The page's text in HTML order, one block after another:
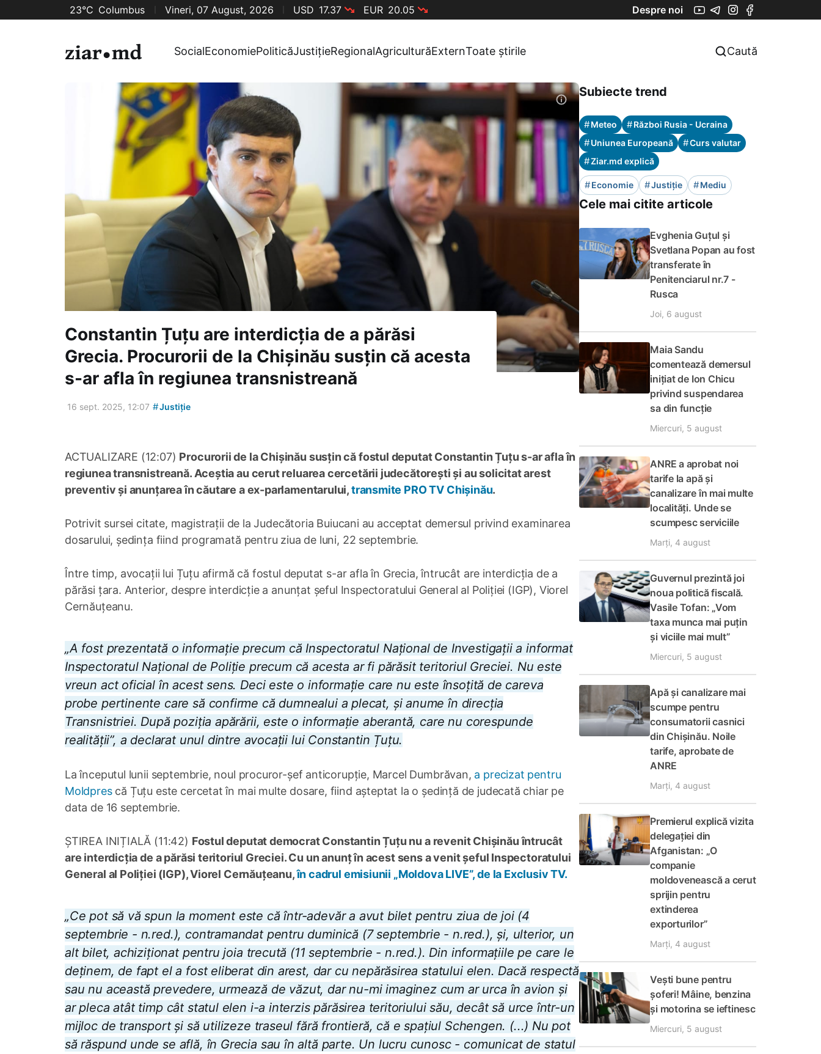
23°C Columbus Vineri, 07 August, 2026 USD 17.37 EUR 20.05 Despre noi
SocialEconomiePoliticăJustițieRegionalAgriculturăExternToate știrile Caută
Constantin Țuțu are interdicția de a părăsi
Grecia. Procurorii de la Chișinău susțin că acesta
s-ar afla în regiunea transnistreană
16 sept. 2025, 12:07 #Justiție
ACTUALIZARE (12:07) Procurorii de la Chișinău susțin că fostul deputat Constantin Țuțu s-ar afla în
regiunea transnistreană. Aceștia au cerut reluarea cercetării judecătorești și au solicitat arest
preventiv și anunțarea în căutare a ex-parlamentarului,transmite PRO TV Chișinău.
Potrivit sursei citate, magistrații de la Judecătoria Buiucani au acceptat demersul privind examinarea
dosarului, ședința fiind programată pentru ziua de luni, 22 septembrie.
Între timp, avocații lui Țuțu afirmă că fostul deputat s-ar afla în Grecia, întrucât are interdicția de a
părăsi țara. Anterior, despre interdicție a anunțat șeful Inspectoratului General al Poliției (IGP), Viorel
Cernăuțeanu.
„A fost prezentată o informație precum că Inspectoratul Național de Investigații a informat
Inspectoratul Național de Poliție precum că acesta ar fi părăsit teritoriul Greciei. Nu este
vreun act oficial în acest sens. Deci este o informație care nu este însoțită de careva
probe pertinente care să confirme că dumnealui a plecat, și anume în direcția
Transnistriei. După poziția apărării, este o informație aberantă, care nu corespunde
realității”, a declarat unul dintre avocații lui Constantin Țuțu.
La începutul lunii septembrie, noul procuror-șef anticorupție, Marcel Dumbrăvan, a precizat pentru
Moldprescă Țuțu este cercetat în mai multe dosare, fiind așteptat la o ședință de judecată chiar pe
data de 16 septembrie.
ȘTIREA INIȚIALĂ (11:42) Fostul deputat democrat Constantin Țuțu nu a revenit Chișinău întrucât
are interdicția de a părăsi teritoriul Greciei. Cu un anunț în acest sens a venit șeful Inspectoratului
General al Poliției (IGP), Viorel Cernăuțeanu,în cadrul emisiunii „Moldova LIVE”, de la Exclusiv TV.
„Ce pot să vă spun la moment este că într-adevăr a avut bilet pentru ziua de joi (4
septembrie - n.red.), contramandat pentru duminică (7 septembrie - n.red.), și, ulterior, un
alt bilet, achiziționat pentru joia trecută (11 septembrie - n.red.). Din informațiile pe care le
deținem, de fapt el a fost eliberat din arest, dar cu nepărăsirea statului elen. Dacă respectă
sau nu această prevedere, urmează de văzut, dar nu-mi imaginez cum ar urca în avion și
ar pleca atât timp cât statul elen i-a interzis părăsirea teritoriului său, decât să urce într-un
mijloc de transport și să utilizeze traseul fără frontieră, că e spațiul Schengen. (...) Nu pot
să răspund unde se află, în Grecia sau în altă parte. Un lucru cunosc - comunicat de statul
Subiecte trend
#Meteo #Război Rusia - Ucraina
#Uniunea Europeană #Curs valutar
#Ziar.md explică
#Economie #Justiție #Mediu
Cele mai citite articole
Evghenia Guțul și
Svetlana Popan au fost
transferate în
Penitenciarul nr.7 -
Rusca
Joi, 6 august
Maia Sandu
comentează demersul
inițiat de Ion Chicu
privind suspendarea
sa din funcție
Miercuri, 5 august
ANRE a aprobat noi
tarife la apă și
canalizare în mai multe
localități. Unde se
scumpesc serviciile
Marți, 4 august
Guvernul prezintă joi
noua politică fiscală.
Vasile Tofan: „Vom
taxa munca mai puțin
și viciile mai mult”
Miercuri, 5 august
Apă și canalizare mai
scumpe pentru
consumatorii casnici
din Chișinău. Noile
tarife, aprobate de
ANRE
Marți, 4 august
Premierul explică vizita
delegației din
Afganistan: „O
companie
moldovenească a cerut
sprijin pentru
extinderea
exporturilor”
Marți, 4 august
Vești bune pentru
șoferi! Mâine, benzina
și motorina se ieftinesc
Miercuri, 5 august